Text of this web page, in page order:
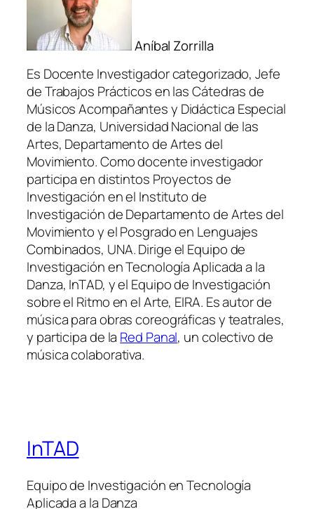
Aníbal Zorrilla
Es Docente Investigador categorizado, Jefe
de Trabajos Prácticos en las Cátedras de
Músicos Acompañantes y Didáctica Especial
de la Danza, Universidad Nacional de las
Artes, Departamento de Artes del
Movimiento. Como docente investigador
participa en distintos Proyectos de
Investigación en el Instituto de
Investigación de Departamento de Artes del
Movimiento y el Posgrado en Lenguajes
Combinados, UNA. Dirige el Equipo de
Investigación en Tecnología Aplicada a la
Danza, InTAD, y el Equipo de Investigación
sobre el Ritmo en el Arte, EIRA. Es autor de
música para obras coreográficas y teatrales,
y participa de la Red Panal, un colectivo de
música colaborativa.
InTAD
Equipo de Investigación en Tecnología
Aplicada a la Danza